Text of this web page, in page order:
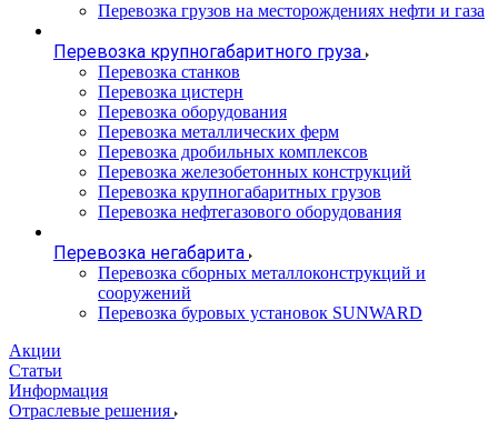
Перевозка грузов на месторождениях нефти и газа
Перевозка крупногабаритного груза
Перевозка станков
Перевозка цистерн
Перевозка оборудования
Перевозка металлических ферм
Перевозка дробильных комплексов
Перевозка железобетонных конструкций
Перевозка крупногабаритных грузов
Перевозка нефтегазового оборудования
Перевозка негабарита
Перевозка сборных металлоконструкций и
сооружений
Перевозка буровых установок SUNWARD
Акции
Статьи
Информация
Отраслевые решения